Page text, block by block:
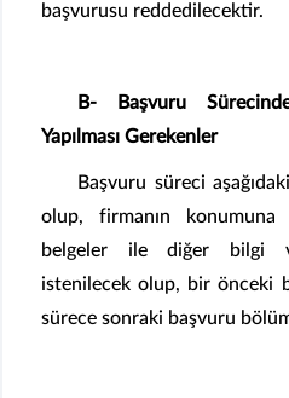
başvurusu reddedilecektir.
B- Başvuru
Yapılması Gerekenler
Başvuru süreci
olup, firmanın
belgeler ile diğer bilgi
istenilecek olup, bir önceki
sürece sonraki başvuru